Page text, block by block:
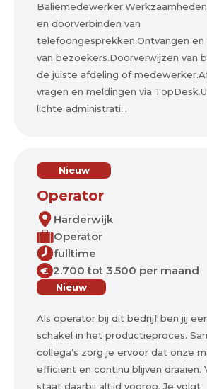
en doorverbinden van
telefoongesprekken.Ontvangen
van bezoekers.Doorverwijzen van
de juiste afdeling of
vragen en meldingen via
lichte administrati...
Nieuw
Operator
Harderwijk
Operator
fulltime
€ 2.700 tot 3.500 per maand
Nieuw
Als operator bij dit bedrijf ben jij
schakel in het productieproces.
collega’s zorg je ervoor dat onze
efficiënt en continu blijven draaien.
staat daarbij altijd voorop. Je volgt